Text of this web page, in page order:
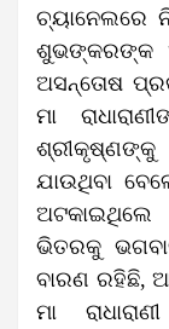
ଚ୍ୟାନେଲରେ
ଶୁଭଙ୍କରଙ୍କ
ଅସନ୍ତୋଷ
ମା
ଶ୍ରୀକୃଷ୍ଣଙ୍କୁ
ଯାଉଥିବା
ଭିତରକୁ
ବାରଣ ରହିଛି,
ମା